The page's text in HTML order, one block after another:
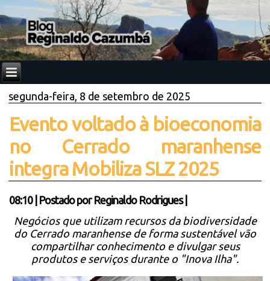
segunda-feira, 8 de setembro de 2025
Evento voltado à bioeconomia
no Cerrado maranhense
integra Mobiliza SLZ 2025
08:10| Postado por Reginaldo Rodrigues
Negócios que utilizam recursos da biodiversidade
do Cerrado maranhense de forma sustentável vão
compartilhar conhecimento e divulgar seus
produtos e serviços durante o "Inova Ilha".